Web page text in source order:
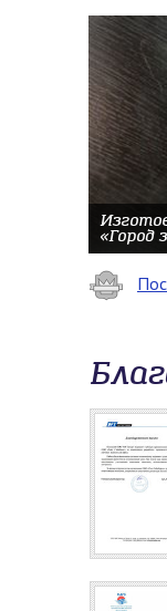
«Город